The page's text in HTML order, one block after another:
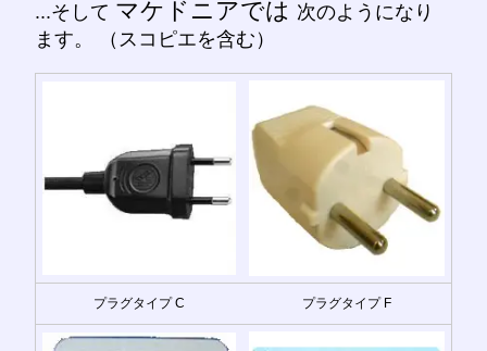
...そして マケドニアでは 次のようになり
ます。 （スコピエを含む）
プラグタイプ C プラグタイプ F